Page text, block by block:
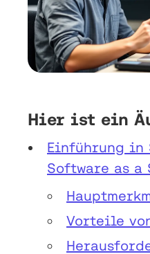
Hier ist ein
Einführung in
Software as a
Vorteile